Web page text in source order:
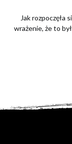
Jak rozpoczęła
wrażenie, że to